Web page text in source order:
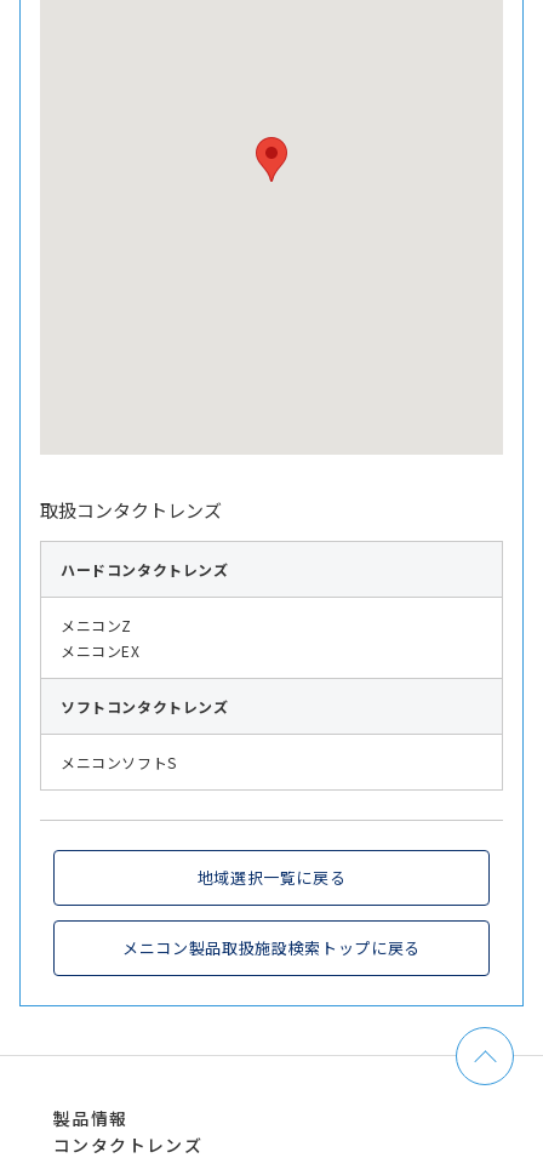
取扱コンタクトレンズ
ハード コンタクトレンズ
メニコンZ
メニコンEX
ソフト コンタクトレンズ
メニコンソフトS
地域選択一覧に戻る
メニコン製品取扱施設検索トップに戻る
製品情報
コンタクトレンズ